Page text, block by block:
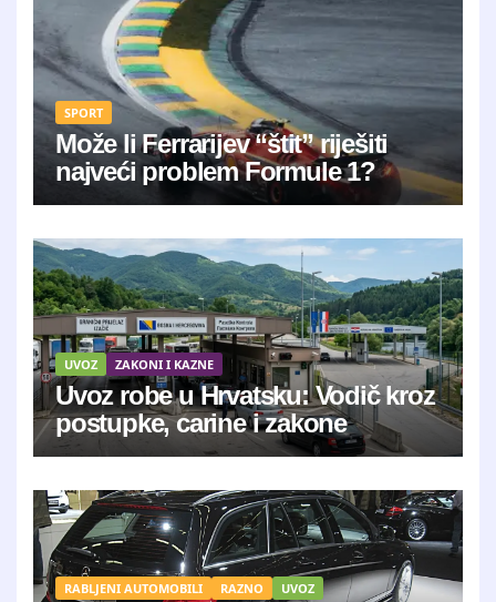
SPORT
Može li Ferrarijev “štit” riješiti
najveći problem Formule 1?
UVOZ ZAKONI I KAZNE
Uvoz robe u Hrvatsku: Vodič kroz
postupke, carine i zakone
RABLJENI AUTOMOBILI RAZNO UVOZ